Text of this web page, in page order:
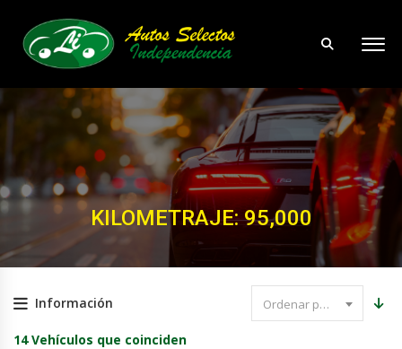
KILOMETRAJE: 95,000
Información Ordenar por precio
14 Vehículos que coinciden